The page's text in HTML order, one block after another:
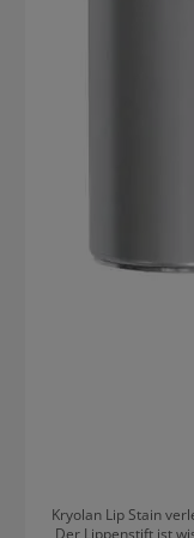
Kryolan Lip Stain